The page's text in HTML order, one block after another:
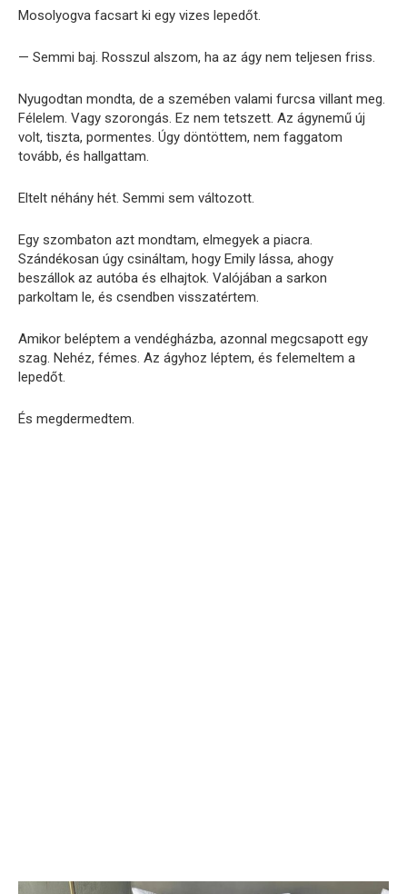
Mosolyogva facsart ki egy vizes lepedőt.
— Semmi baj. Rosszul alszom, ha az ágy nem teljesen friss.
Nyugodtan mondta, de a szemében valami furcsa villant meg.
Félelem. Vagy szorongás. Ez nem tetszett. Az ágynemű új
volt, tiszta, pormentes. Úgy döntöttem, nem faggatom
tovább, és hallgattam.
Eltelt néhány hét. Semmi sem változott.
Egy szombaton azt mondtam, elmegyek a piacra.
Szándékosan úgy csináltam, hogy Emily lássa, ahogy
beszállok az autóba és elhajtok. Valójában a sarkon
parkoltam le, és csendben visszatértem.
Amikor beléptem a vendégházba, azonnal megcsapott egy
szag. Nehéz, fémes. Az ágyhoz léptem, és felemeltem a
lepedőt.
És megdermedtem.